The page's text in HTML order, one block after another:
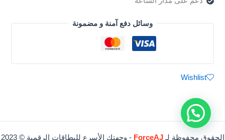
وسائل دفع آمنة و مضمونة
Wishlist
الحقوق محفوظة لـForceAJ - وجهتك الأسرع للبطاقات الرقمية © 2023